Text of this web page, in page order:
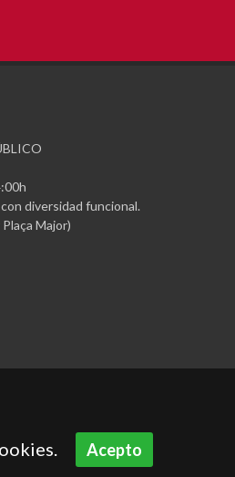
diversidad funcional.
Major)
Acepto